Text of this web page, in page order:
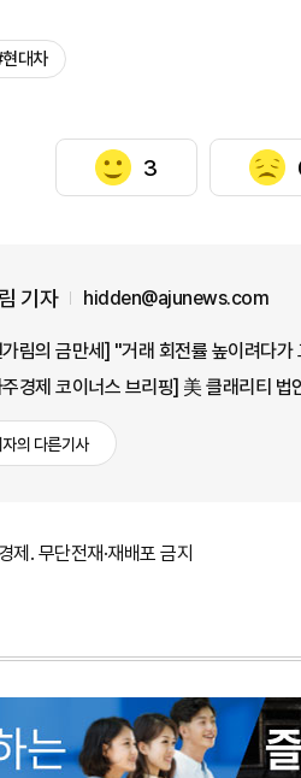
대차
3
기자 hidden@ajunews.com
가림의 금만세] "거래 회전률 높이려다
의 다른기사
. 무단전재·재배포 금지